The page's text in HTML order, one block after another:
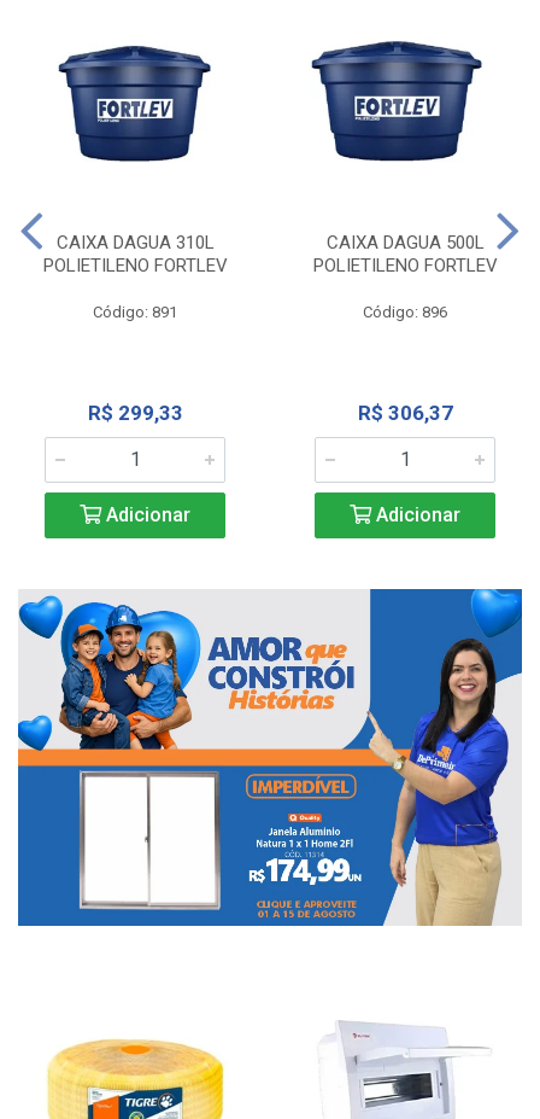
CAIXA DAGUA 310L
POLIETILENO FORTLEV
Código: 891
R$ 299,33
Adicionar
CAIXA DAGUA 500L
POLIETILENO FORTLEV
Código: 896
R$ 306,37
Adicionar